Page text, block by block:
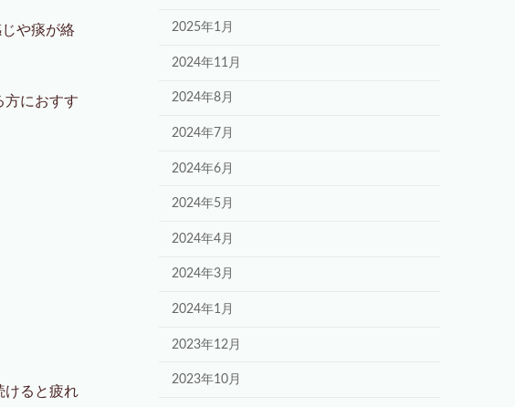
や痰が絡
方におすす
けると疲れ
2025年1月
2024年11月
2024年8月
2024年7月
2024年6月
2024年5月
2024年4月
2024年3月
2024年1月
2023年12月
2023年10月